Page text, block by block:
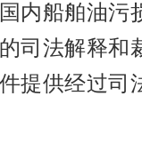
内船舶油污
司法解释和
提供经过司